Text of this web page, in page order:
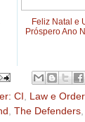
Feliz Natal e
Próspero Ano
CI Law e
The Defenders